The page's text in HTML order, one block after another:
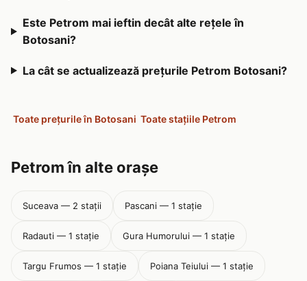
Este Petrom mai ieftin decât alte rețele în
Botosani?
La cât se actualizează prețurile Petrom Botosani?
Toate prețurile în Botosani Toate stațiile Petrom
Petrom în alte orașe
Suceava — 2 stații Pascani — 1 stație
Radauti — 1 stație Gura Humorului — 1 stație
Targu Frumos — 1 stație Poiana Teiului — 1 stație